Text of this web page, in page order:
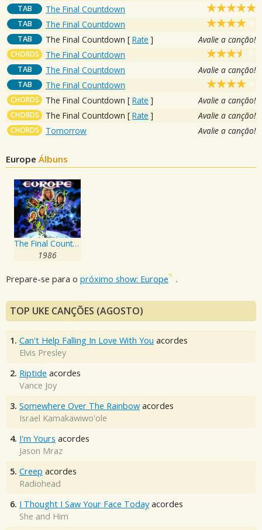
TAB The Final Countdown
TAB The Final Countdown
TAB The Final Countdown [ Rate ] Avalie a canção!
CHORDS The Final Countdown
TAB The Final Countdown Avalie a canção!
TAB The Final Countdown
CHORDS The Final Countdown [ Rate ] Avalie a canção!
CHORDS The Final Countdown [ Rate ] Avalie a canção!
CHORDS Tomorrow Avalie a canção!
Europe Álbuns
The Final Countdown
1986
Prepare-se para o próximo show: Europe .
TOP UKE CANÇÕES (AGOSTO)
1. Can't Help Falling In Love With You acordes
Elvis Presley
2. Riptide acordes
Vance Joy
3. Somewhere Over The Rainbow acordes
Israel Kamakawiwo'ole
4. I'm Yours acordes
Jason Mraz
5. Creep acordes
Radiohead
6. I Thought I Saw Your Face Today acordes
She and Him